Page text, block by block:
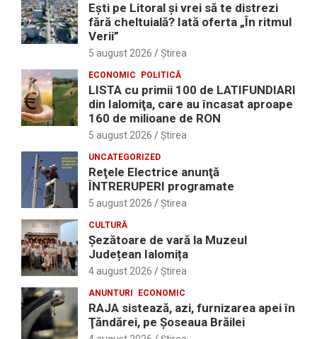
Eşti pe Litoral şi vrei să te distrezi
fără cheltuială? Iată oferta „În ritmul
Verii”
5 august 2026 Ştirea
ECONOMIC POLITICĂ
LISTA cu primii 100 de LATIFUNDIARI
din Ialomiţa, care au încasat aproape
160 de milioane de RON
5 august 2026 Ştirea
UNCATEGORIZED
Reţele Electrice anunţă
ÎNTRERUPERI programate
5 august 2026 Ştirea
CULTURĂ
Șezătoare de vară la Muzeul
Județean Ialomița
4 august 2026 Ştirea
ANUNTURI ECONOMIC
RAJA sistează, azi, furnizarea apei în
Ţăndărei, pe Şoseaua Brăilei